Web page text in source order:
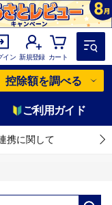
イン 新規登録 カート
控除額を調べる
ご利用ガイド
携に関して